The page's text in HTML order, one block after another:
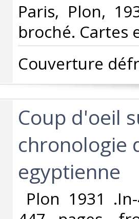
‎Paris, Plon,
broché. Cartes
‎Couverture
‎Coup d'oeil
chronologie
egyptienne‎
Plon 1931